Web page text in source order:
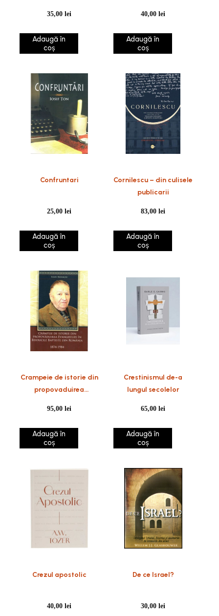
35,00lei
Adaugă în
coș
40,00lei
Adaugă în
coș
Confruntari
25,00lei
Adaugă în
coș
Cornilescu – din culisele
publicarii
83,00lei
Adaugă în
coș
Crampeie de istorie din
propovaduirea
baptiste din Romania
95,00lei
Adaugă în
coș
Crestinismul de-a
lungul secolelor
65,00lei
Adaugă în
coș
Crezul apostolic
40,00lei
De ce Israel?
30,00lei